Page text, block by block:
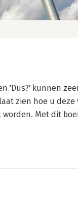
'Dus?' kunnen
zien hoe u
Met dit